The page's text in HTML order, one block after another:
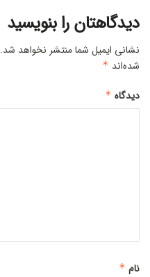
دیدگاهتان را بنویسید
نشانی ایمیل شما منتشر نخواهد شد.
شده‌اند *
دیدگاه *
نام *